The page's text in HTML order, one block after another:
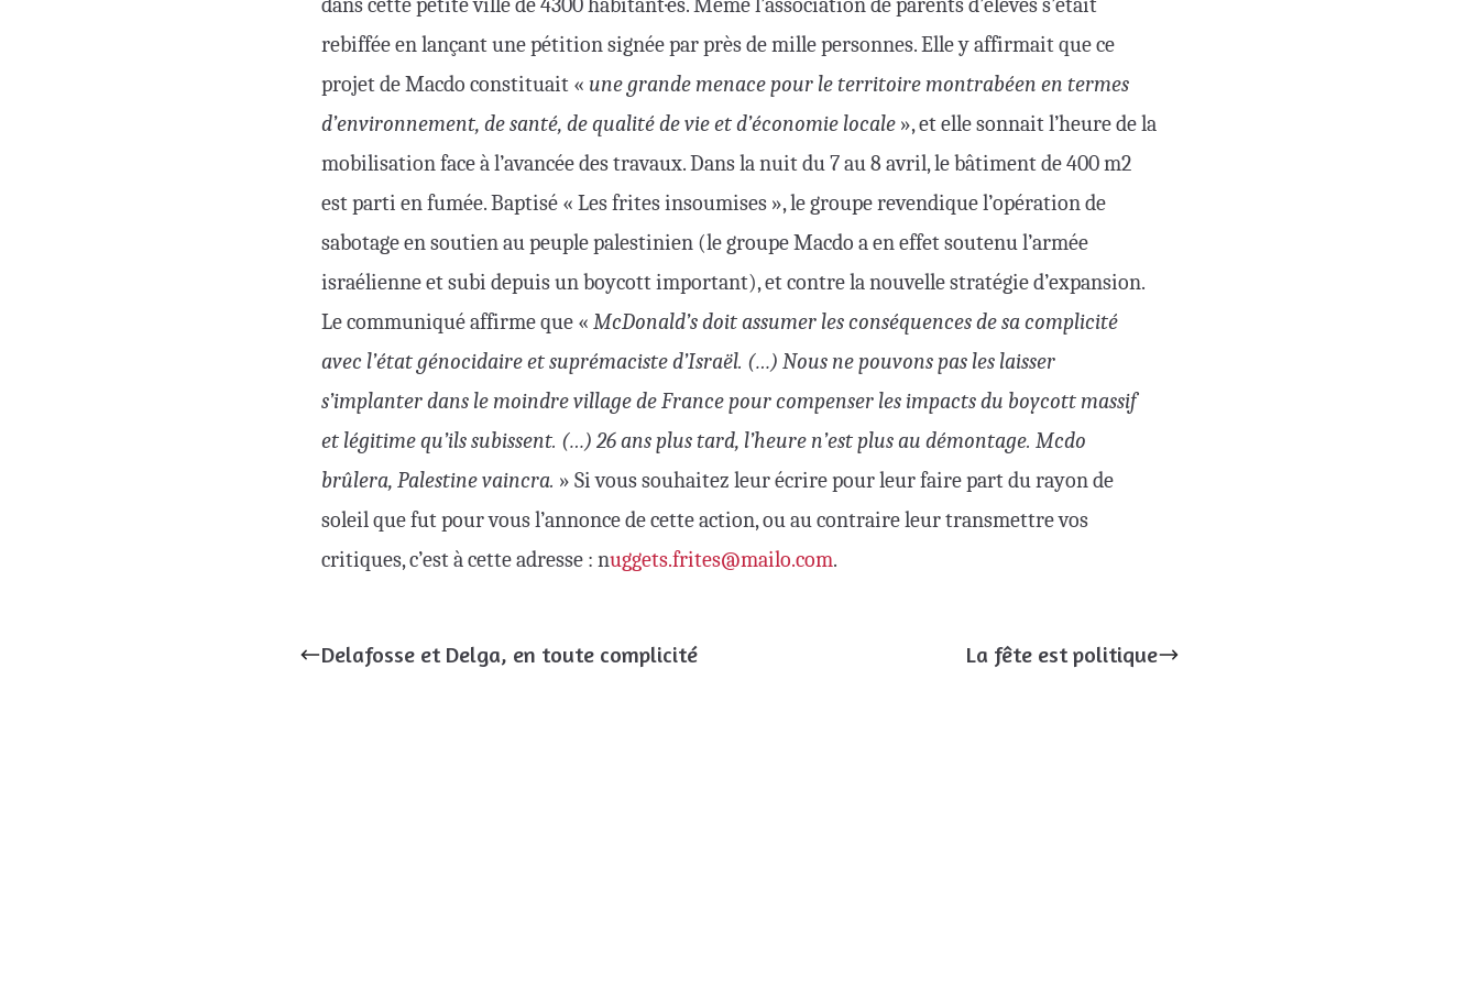
rebiffée en lançant une pétition signée par près de mille personnes. Elle y affirmait que ce
projet de Macdo constituait « une grande menace pour le territoire montrabéen en termes
d’environnement, de santé, de qualité de vie et d’économie locale », et elle sonnait l’heure de la
mobilisation face à l’avancée des travaux. Dans la nuit du 7 au 8 avril, le bâtiment de 400 m2
est parti en fumée. Baptisé « Les frites insoumises », le groupe revendique l’opération de
sabotage en soutien au peuple palestinien (le groupe Macdo a en effet soutenu l’armée
israélienne et subi depuis un boycott important), et contre la nouvelle stratégie d’expansion.
Le communiqué affirme que « McDonald’s doit assumer les conséquences de sa complicité
avec l’état génocidaire et suprémaciste d’Israël. (…) Nous ne pouvons pas les laisser
s’implanter dans le moindre village de France pour compenser les impacts du boycott massif
et légitime qu’ils subissent. (…) 26 ans plus tard, l’heure n’est plus au démontage. Mcdo
brûlera, Palestine vaincra. » Si vous souhaitez leur écrire pour leur faire part du rayon de
soleil que fut pour vous l’annonce de cette action, ou au contraire leur transmettre vos
critiques, c’est à cette adresse : nuggets.frites@mailo.com.
Delafosse et Delga, en toute complicité La fête est politique